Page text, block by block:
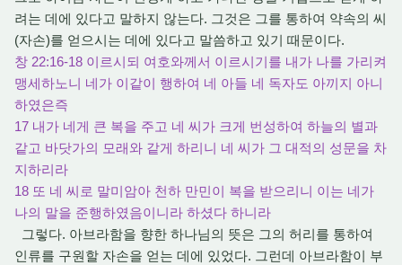
려는 데에 있다고 말하지 않는다. 그것은 그를 통하여 약속의 씨
(자손)를 얻으시는 데에 있다고 말씀하고 있기 때문이다.
창 22:16-18 이르시되 여호와께서 이르시기를 내가 나를 가리켜
맹세하노니 네가 이같이 행하여 네 아들 네 독자도 아끼지 아니
하였은즉
17 내가 네게 큰 복을 주고 네 씨가 크게 번성하여 하늘의 별과
같고 바닷가의 모래와 같게 하리니 네 씨가 그 대적의 성문을 차
지하리라
18 또 네 씨로 말미암아 천하 만민이 복을 받으리니 이는 네가
나의 말을 준행하였음이니라 하셨다 하니라
그렇다. 아브라함을 향한 하나님의 뜻은 그의 허리를 통하여
인류를 구원할 자손을 얻는 데에 있었다. 그런데 아브라함이 부